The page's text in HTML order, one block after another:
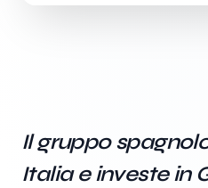
Il gruppo
Italia e investe in